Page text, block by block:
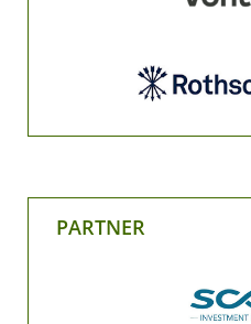
PARTNER